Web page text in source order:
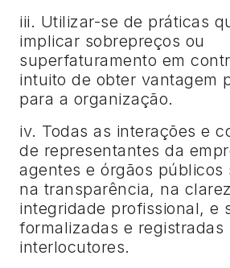
iii. Utilizar-se de práticas
implicar sobrepreços ou
superfaturamento em
intuito de obter vantagem
para a organização.
iv. Todas as interações e
de representantes da
agentes e órgãos públicos
na transparência, na
integridade profissional, e
formalizadas e registradas
interlocutores.